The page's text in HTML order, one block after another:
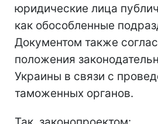
юридические лица
как обособленные
Документом также
положения
Украины в связи с
таможенных органов.